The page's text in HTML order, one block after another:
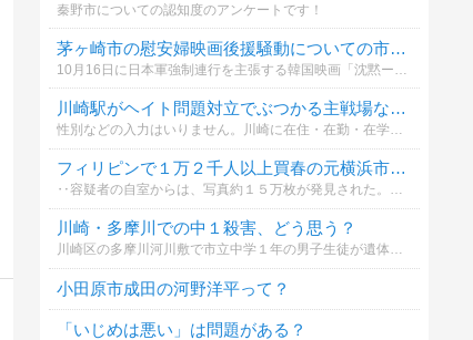
秦野市についての認知度のアンケートです！
茅ヶ崎市の慰安婦映画後援騒動についての市による後援の賛否
川崎駅がヘイト問題対立でぶつかる主戦場なのをどう思いますか？
性別などの入力はいりません。川崎に在住・在勤・在学、川崎に遊びに行く方にご投票お願いします。※投票の性質上、コメントは荒れる可能性があるので、コメントは無しでお願いします。
フィリピンで１万２千人以上買春の元横浜市立中校長をどう思う？
‥容疑者の自室からは、写真約１５万枚が発見された。「１割くらいが１８歳未満だった」と供述しているという‥
川崎・多摩川での中１殺害、どう思う？
川崎区の多摩川河川敷で市立中学１年の男子生徒が遺体で見つかった殺人死体遺棄事件で、生徒が通っていた中学校は事件後初の登校日の２３日朝全校集会を開き、全生徒と教職員が黙とうをささげて生徒の冥福を祈った。
小田原市成田の河野洋平って？
「いじめは悪い」は問題がある？